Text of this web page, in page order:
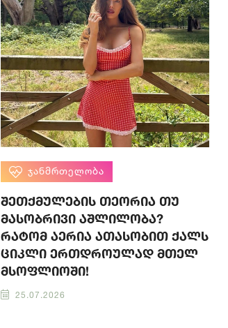
ᲯᲐᲜᲛᲠᲗᲔᲚᲝᲑᲐ
შეთქმულების თეორია თუ
მასობრივი აშლილობა?
რატომ აერია ათასობით ქალს
ციკლი ერთდროულად მთელ
მსოფლიოში!
25.07.2026